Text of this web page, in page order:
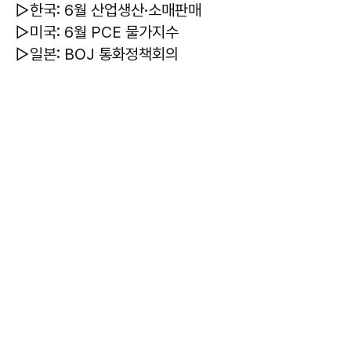
▷한국: 6월 산업생산·소매판매
▷미국: 6월 PCE 물가지수
▷일본: BOJ 통화정책회의